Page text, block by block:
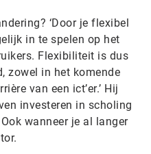
‘Door je flexibel
in te spelen op het
Flexibiliteit is dus
zowel in het komende
van een ict’er.’ Hij
investeren in scholing
wanneer je al langer